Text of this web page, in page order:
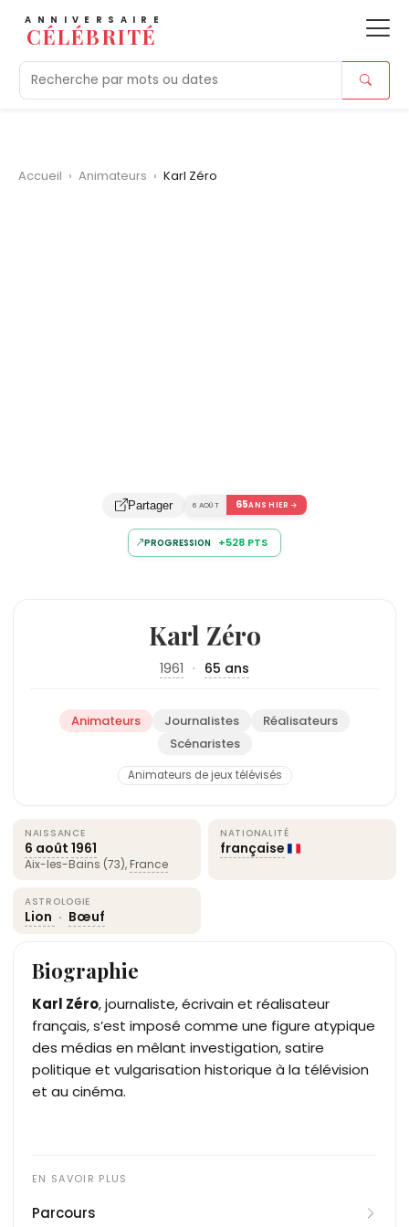
ANNIVERSAIRE
CÉLÉBRITÉ
Aujourd'hui Tendances Morts
Accueil › Animateurs › Karl Zéro
Partager 6 AOÛT 65ANS HIER →
PROGRESSION +528 PTS
Karl Zéro
1961 · 65 ans
Animateurs Journalistes
Réalisateurs
Scénaristes
Animateurs de jeux télévisés
NAISSANCE
6 août 1961
Aix-les-Bains (73), France
NATIONALITÉ
française
ASTROLOGIE
Lion · Bœuf
Biographie
Karl Zéro, journaliste, écrivain et réalisateur
français, s’est imposé comme une figure atypique
des médias en mêlant investigation, satire
politique et vulgarisation historique à la télévision
et au cinéma.
Parcours